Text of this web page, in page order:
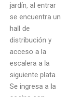
jardín, al entrar
se encuentra un
hall de
distribución y
acceso a la
escalera a la
siguiente plata.
Se ingresa a la